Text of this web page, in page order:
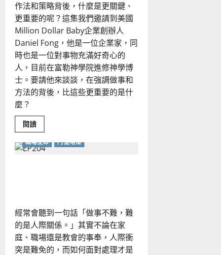
作法和策略背後，什麼是更關鍵、
更重要的呢？這集我們邀請到美國
Million Dollar Baby企業創辦人
Daniel Fong，他是一位企業家，同
時也是一位對事物充滿好奇心的
人，目前在富勒神學院進修神學博
士。要請他來談談，在強調做事和
方法的背後，比這些更重要的是什
麼？
閱讀Read
more
後
視
對」
的
焦
慮
中
得
職場使命 門徒培育
經常會聽到一句話「做事不難，難
的是人際關係。」其實不論在家
庭、職場還是教會的事奉，人際衝
突是難免的，而如何面對處理才是